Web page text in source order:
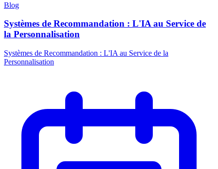
Blog
Systèmes de Recommandation : L'IA au Service de
la Personnalisation
Systèmes de Recommandation : L'IA au Service de la
Personnalisation